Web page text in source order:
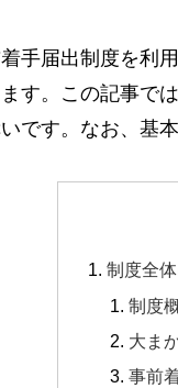
手届出制度を利
す。この記事で
です。なお、基
制度全
制度
大ま
事前